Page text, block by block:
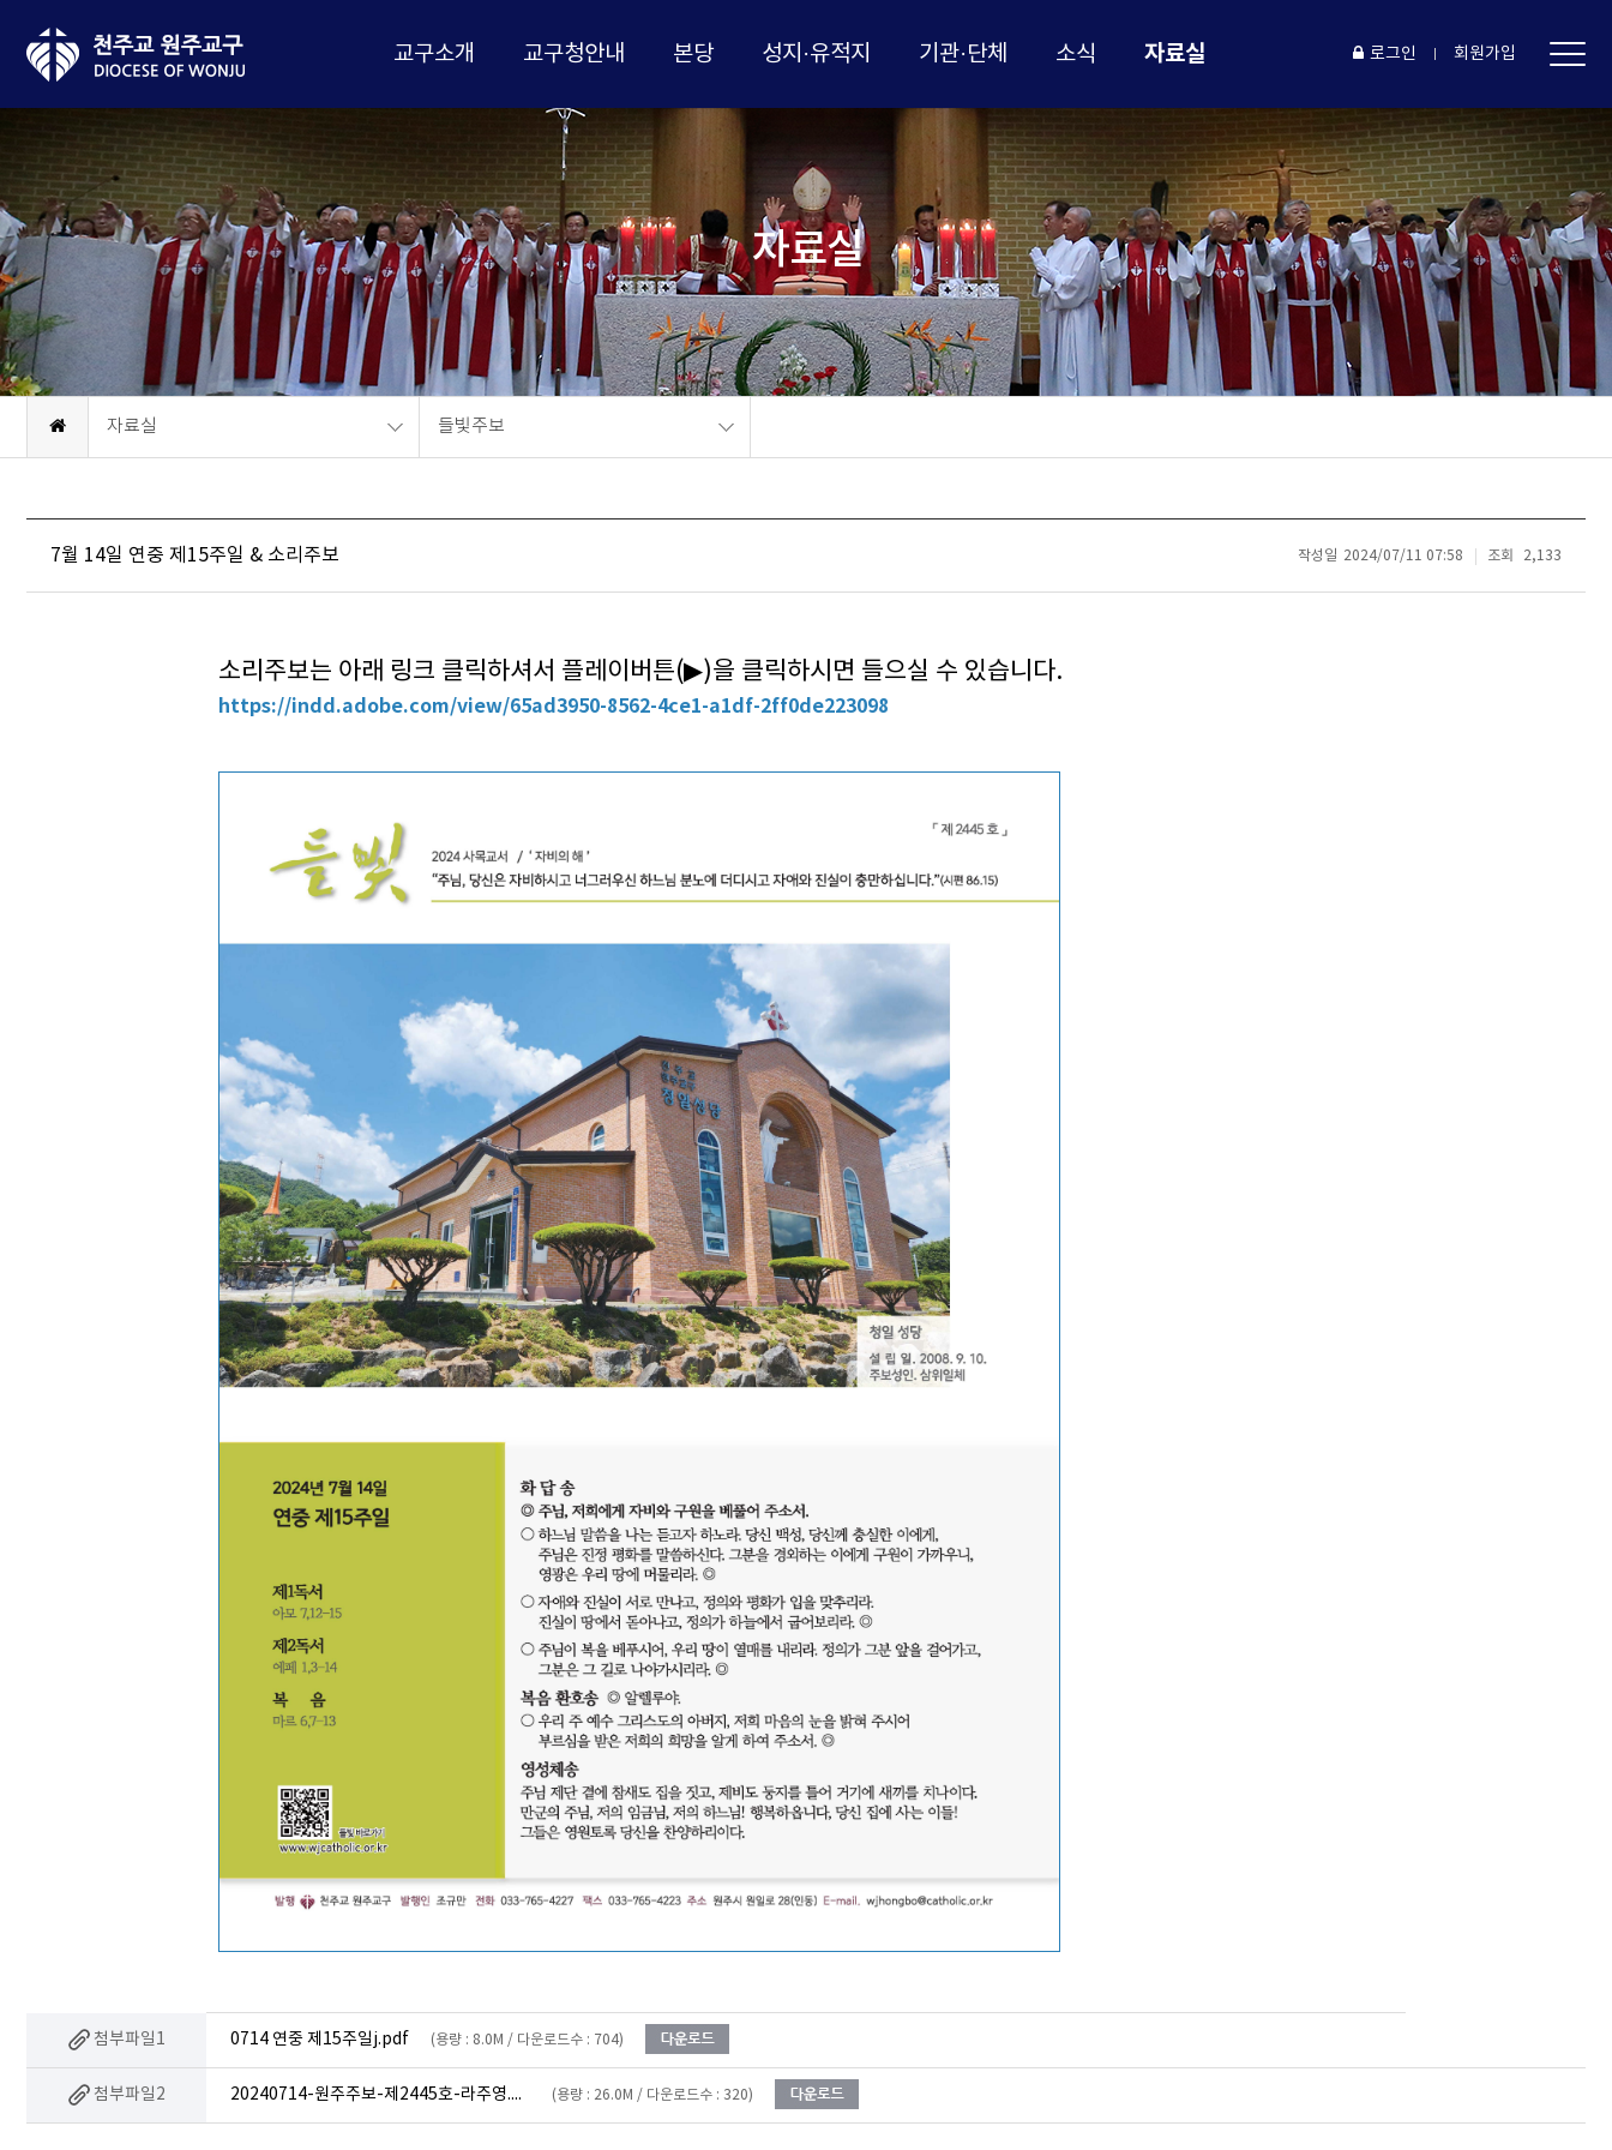
교구소개 교구청안내 본당 성지·유적지 기관·단체 소식 자료실 로그인 회원가입
자료실
자료실 들빛주보
7월 14일 연중 제15주일 & 소리주보 작성일 2024/07/11 07:58 조회 2,133
소리주보는 아래 링크 클릭하셔서 플레이버튼(▶)을 클릭하시면 들으실 수 있습니다.
https://indd.adobe.com/view/65ad3950-8562-4ce1-a1df-2ff0de223098
첨부파일1 0714 연중 제15주일j.pdf (용량 : 8.0M / 다운로드수 : 704)
첨부파일2 20240714-원주주보-제2445호-라주영.mp3 (용량 : 26.0M / 다운로드수 : 320)